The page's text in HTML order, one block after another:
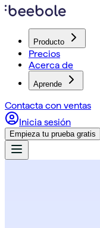
Producto
Precios
Acerca de
Aprende
Contacta con ventas
Inicia sesión
Empieza tu prueba gratis